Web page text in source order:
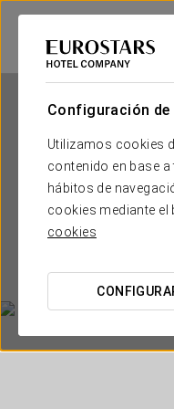
Configuración de
Utilizamos cookies
contenido en base
hábitos de
cookies mediante el
cookies